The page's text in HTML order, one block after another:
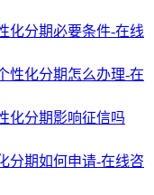
化分期必要条件-在线
性化分期怎么办理-在
化分期影响征信吗
分期如何申请-在线咨